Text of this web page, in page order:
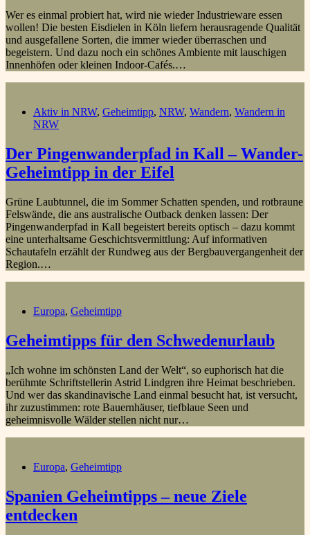
Wer es einmal probiert hat, wird nie wieder Industrieware essen
wollen! Die besten Eisdielen in Köln liefern herausragende Qualität
und ausgefallene Sorten, die immer wieder überraschen und
begeistern. Und dazu noch ein schönes Ambiente mit lauschigen
Innenhöfen oder kleinen Indoor-Cafés.…
Aktiv in NRW, Geheimtipp, NRW, Wandern, Wandern in
NRW
Der Pingenwanderpfad in Kall – Wander-
Geheimtipp in der Eifel
Grüne Laubtunnel, die im Sommer Schatten spenden, und rotbraune
Felswände, die ans australische Outback denken lassen: Der
Pingenwanderpfad in Kall begeistert bereits optisch – dazu kommt
eine unterhaltsame Geschichtsvermittlung: Auf informativen
Schautafeln erzählt der Rundweg aus der Bergbauvergangenheit der
Region.…
Europa, Geheimtipp
Geheimtipps für den Schwedenurlaub
„Ich wohne im schönsten Land der Welt“, so euphorisch hat die
berühmte Schriftstellerin Astrid Lindgren ihre Heimat beschrieben.
Und wer das skandinavische Land einmal besucht hat, ist versucht,
ihr zuzustimmen: rote Bauernhäuser, tiefblaue Seen und
geheimnisvolle Wälder stellen nicht nur…
Europa, Geheimtipp
Spanien Geheimtipps – neue Ziele
entdecken